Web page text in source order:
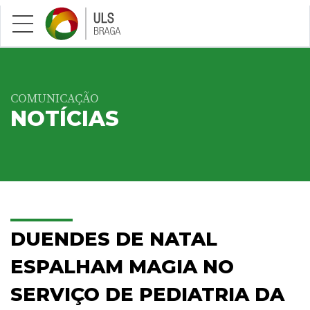
Saltar para conteúdo principal
COMUNICAÇÃO
NOTÍCIAS
DUENDES DE NATAL
ESPALHAM MAGIA NO
SERVIÇO DE PEDIATRIA DA